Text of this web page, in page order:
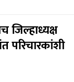
जिल्हाध्यक्ष
परिचारकांशी